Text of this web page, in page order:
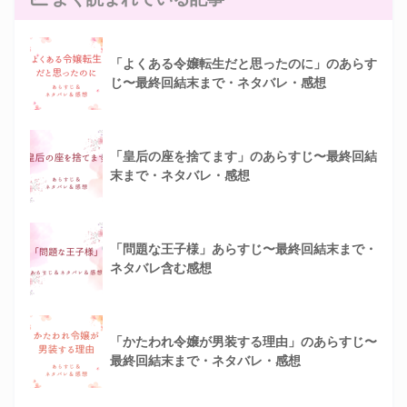
「よくある令嬢転生だと思ったのに」のあらす
じ〜最終回結末まで・ネタバレ・感想
「皇后の座を捨てます」のあらすじ〜最終回結
末まで・ネタバレ・感想
「問題な王子様」あらすじ〜最終回結末まで・
ネタバレ含む感想
「かたわれ令嬢が男装する理由」のあらすじ〜
最終回結末まで・ネタバレ・感想